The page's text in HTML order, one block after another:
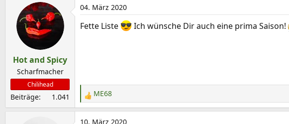
a
k
t
Hot and Spicy
Scharfmacher
Chilihead
Beiträge 1.041
04. März 2020
Fette Liste Ich wünsche Dir auch eine prima Saison!
R
e
a
ME68
10. März 2020